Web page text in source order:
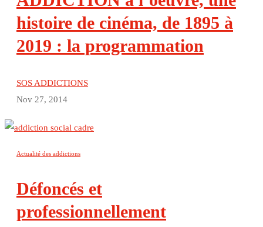
histoire de cinéma, de 1895 à
2019 : la programmation
SOS ADDICTIONS
Nov 27, 2014
Actualité des addictions
Défoncés et
professionnellement